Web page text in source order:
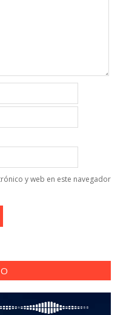
y web en este navegador